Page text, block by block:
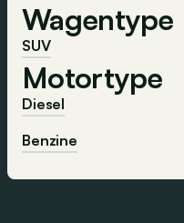
Wagentype
SUV
Motortype
Diesel
Benzine